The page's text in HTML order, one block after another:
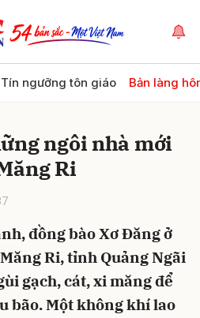
Tín ngưỡng tôn giáo Bản làng
ngôi nhà mới
Ri
đồng bào Xơ Đăng ở
Ri, tỉnh Quảng Ngãi
gạch, cát, xi măng để
bão. Một không khí lao
Hủy Gửi